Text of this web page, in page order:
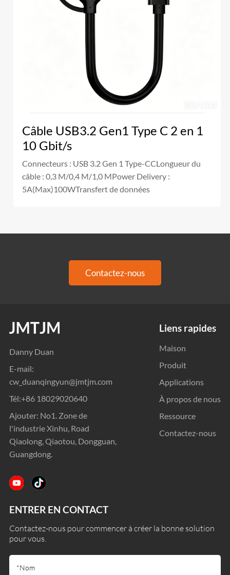
Câble USB3.2 Gen1 Type C 2 en 1
10 Gbit/s
Connecteurs : USB 3.2 Gen 1 Type-CCLongueur du
câble : 0,3 M/0,4 M/1,0 MPower Delivery :
5A(Max)100WTransfert de données
Contactez-nous
Danny Duan
E-mail:
cw_duanqingyun@jmtjm.com
Tél:+86 18029020640
Ajouter: No1. Zone de
l'industrie Xinhu, Road
Qiaolong, Qiaotou, Dongguan,
Guangdong.
Liens rapides
Maison
Produit
Applications
À propos de nous
Ressource
Contactez-nous
ENTRER EN CONTACT
Contactez-nous pour commencer à créer la bonne solution
pour vous.